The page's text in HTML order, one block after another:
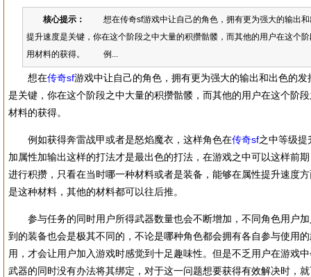
核心提示：
想在传奇sf游戏中让自己的角色，拥有更为强大的输出和
提升速度是关键，你在这个阶段之中大量的积攒骷髅，而其他的用户在这个
用材料的获得。 例...
想在传奇sf游戏中让自己的角色，拥有更为强大的输出和出色的
是关键，你在这个阶段之中大量的积攒骷髅，而其他的用户在这个阶
材料的获得。
例如获得奔雷战甲或者是怒焰魔衣，这样角色在传奇sf之中等级提
加属性加输出这样的打法才是最出色的打法，在游戏之中可以这样前
进行积攒，只看在当时哪一种材料或者是装备，能够在属性提升速度
是这种材料，其他的材料都可以往后推。
参与任务的同时用户所得武器数量也会不断增加，不同角色用户加
到的装备也会是极其不同的，不论是哪种角色都会拥有各自参与使用
用，才会让用户加入游戏时感觉到十足趣味性。但是不乏用户在游戏
武器的同时没有办法将其绑定，对于这一问题想要获得有效解决时，